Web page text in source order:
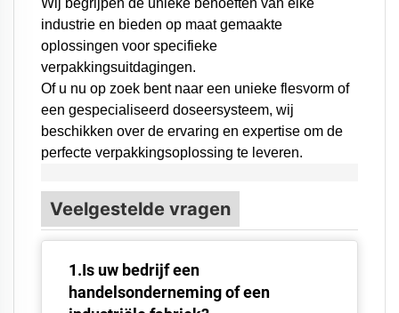
Wij begrijpen de unieke behoeften van elke
industrie en bieden op maat gemaakte
oplossingen voor specifieke
verpakkingsuitdagingen.
Of u nu op zoek bent naar een unieke flesvorm of
een gespecialiseerd doseersysteem, wij
beschikken over de ervaring en expertise om de
perfecte verpakkingsoplossing te leveren.
Veelgestelde vragen
1.Is uw bedrijf een
handelsonderneming of een